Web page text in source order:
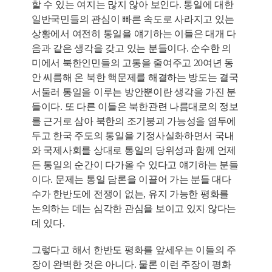
할 수 있는 여지는 많지 않아 보인다. 통일에 대한
일반국민들의 관심이 빠른 속도로 사라지고 있는
상황에서 여전히 통일을 얘기하는 이들은 대개 다
음과 같은 생각을 갖고 있는 분들이다. 순수한 의
미에서 북한인민들의 고통을 줄여주고 20여년 동
안 씨름해 온 북한 핵문제를 해결하는 방도는 결국
서둘러 통일을 이루는 방안뿐이란 생각을 가진 분
들이다. 또 다른 이들은 북한관련 나름대로의 정보
를 근거로 삼아 북한의 조기붕괴 가능성을 염두에
두고 한국 주도의 통일을 기정사실화하면서 국내
와 국제사회를 상대로 통일의 당위성과 함께 언제
든 통일의 순간이 다가올 수 있다고 얘기하는 분들
이다. 문제는 통일 담론을 이끌어 가는 분들 대다
수가 한반도에 전쟁이 없는, 유지 가능한 평화를
논의하는 데는 심각한 관심을 보이고 있지 않다는
데 있다.
그렇다고 해서 한반도 평화를 앞세우는 이들의 주
장이 완벽한 것은 아니다. 물론 이런 주장이 평화